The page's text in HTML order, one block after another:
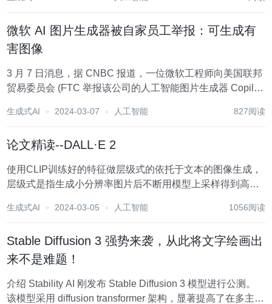
图像式AI领域出现Mid...
微软 AI 图片生成器被自家员工举报：可生成有
害图像
3 月 7 日消息，据 CNBC 报道，一位微软工程师向美国联邦
贸易委员会 (FTC 举报该公司的人工智能图片生成器 Copilot
在微软工作了六年，他致信 FTC 称，...
生成式AI 2024-03-07 人工智能 827阅读
论文精读--DALL·E 2
使用CLIP训练好的特征做层级式的依托于文本的图像生成，
层级式是指生成小分辨率图片后不断用模型上采样得到高清
练一个prior模型，输入是文本特征输出是图像特征，最后把
生成式AI 2024-03-05 人工智能 1056阅读
Stable Diffusion 3 强势来袭，从此将文字绘画出
来不是难题！
介绍 Stability AI 刚发布 Stable Diffusion 3 模型进行公测。
该模型采用 diffusion transformer 架构，显著提高了在多主题